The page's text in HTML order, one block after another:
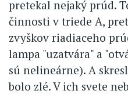
pretekal nejaký prúd.
činnosti v triede A,
zvyškov riadiaceho
lampa "uzatvára" a
sú nelineárne). A
bolo zlé. V ich svete